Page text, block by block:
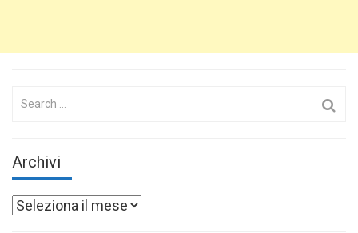
Search
Archivi
Archivi